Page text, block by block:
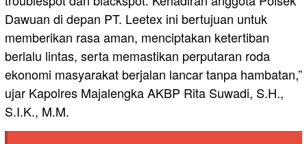
Dawuan di depan PT. Leetex ini bertujuan untuk
memberikan rasa aman, menciptakan ketertiban
berlalu lintas, serta memastikan perputaran roda
ekonomi masyarakat berjalan lancar tanpa hambatan,”
ujar Kapolres Majalengka AKBP Rita Suwadi, S.H.,
S.I.K., M.M.